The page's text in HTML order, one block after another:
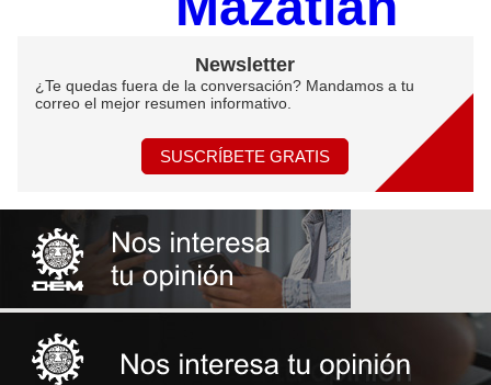
Newsletter
¿Te quedas fuera de la conversación? Mandamos a tu
correo el mejor resumen informativo.
SUSCRÍBETE GRATIS